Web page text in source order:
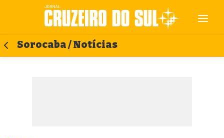
Sorocaba / Notícias